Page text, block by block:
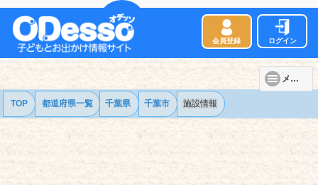
会員登録 ログイン
メニュー
TOP 都道府県一覧 千葉県 千葉市 施設情報